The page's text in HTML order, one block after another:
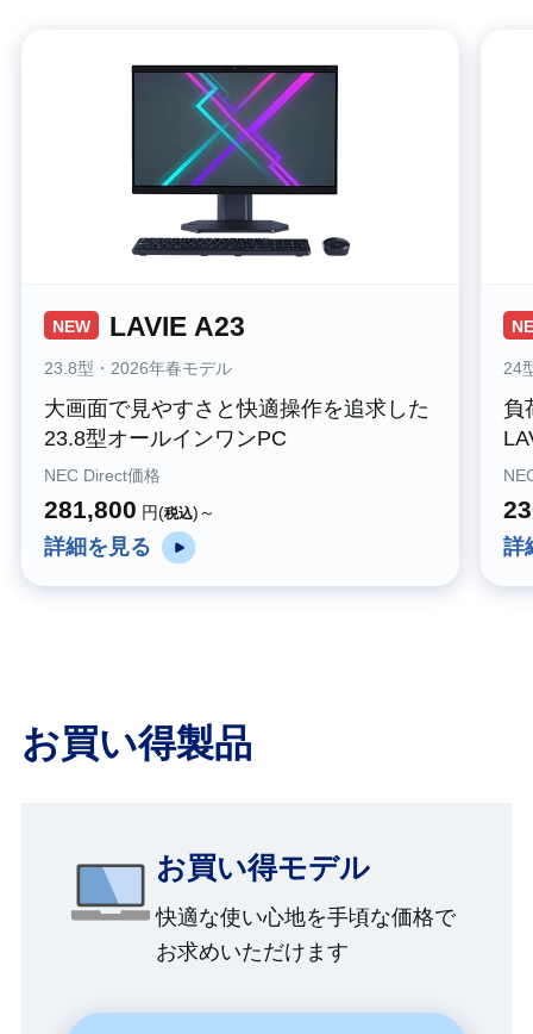
NEW LAVIE A23
23.8型・2026年春モデル
大画面で見やすさと快適操作を追求した
23.8型オールインワンPC
NEC Direct価格
281,800 円(税込)～
詳細を見る
24
負
詳
お買い得製品
お買い得モデル
快適な使い心地を手頃な価格で
お求めいただけます